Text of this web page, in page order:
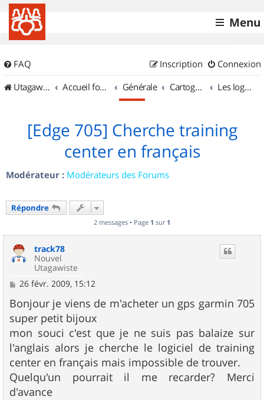
Menu
FAQ Connexion
Inscription
UtagawaVTT (Randos VTT et VTTAE avec traces GPS)
Accueil forum Générale Cartographie et GPS Les logiciels
[Edge 705] Cherche training
center en français
Modérateur : Modérateurs des Forums
Répondre
2 messages • Page 1 sur 1
track78
Nouvel
Utagawiste
M
s
s
a
g
e
26 févr. 2009, 15:12
Bonjour je viens de m'acheter un gps garmin 705
super petit bijoux
mon souci c'est que je ne suis pas balaize sur
l'anglais alors je cherche le logiciel de training
center en français mais impossible de trouver.
Quelqu'un pourrait il me recarder? Merci
d'avance